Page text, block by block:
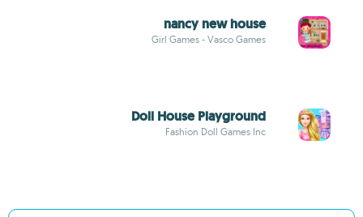
nancy new house
Girl Games - Vasco Games
Doll House Playground
Fashion Doll Games Inc